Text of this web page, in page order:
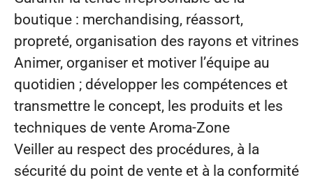
boutique : merchandising, réassort,
propreté, organisation des rayons et vitrines
Animer, organiser et motiver l’équipe au
quotidien ; développer les compétences et
transmettre le concept, les produits et les
techniques de vente Aroma‑Zone
Veiller au respect des procédures, à la
sécurité du point de vente et à la conformité